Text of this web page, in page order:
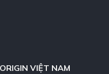
VIỆT NAM